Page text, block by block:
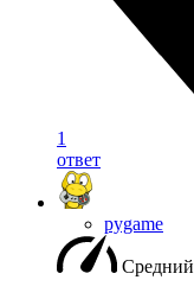
1
ответ
pygame
Средний